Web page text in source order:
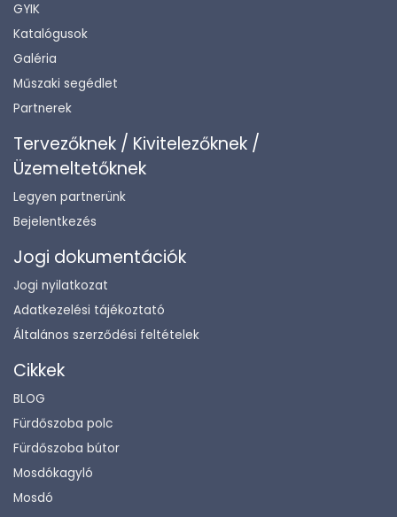
GYIK
Katalógusok
Galéria
Műszaki segédlet
Partnerek
Tervezőknek / Kivitelezőknek /
Üzemeltetőknek
Legyen partnerünk
Bejelentkezés
Jogi dokumentációk
Jogi nyilatkozat
Adatkezelési tájékoztató
Általános szerződési feltételek
Cikkek
BLOG
Fürdőszoba polc
Fürdőszoba bútor
Mosdókagyló
Mosdó